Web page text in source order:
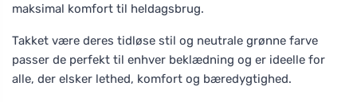
maksimal komfort til heldagsbrug.
Takket være deres tidløse stil og neutrale grønne farve
passer de perfekt til enhver beklædning og er ideelle for
alle, der elsker lethed, komfort og bæredygtighed.